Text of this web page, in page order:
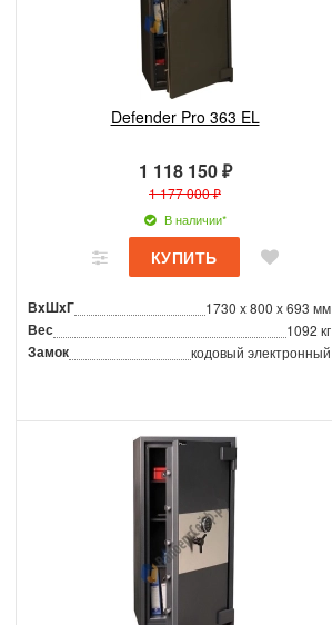
Defender Pro 363 EL
1 118 150 ₽
1 177 000 ₽
В наличии*
ВxШxГ 1730 x 800 x 693 мм
Вес 1092 кг
Замок кодовый электронный